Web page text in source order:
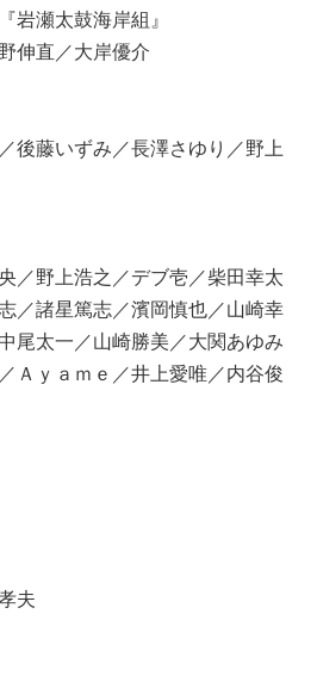
岩瀬太鼓海岸組』
伸直／大岸優介
後藤いずみ／長澤さゆり／野上
／野上浩之／デブ壱／柴田幸太
／諸星篤志／濱岡慎也／山崎幸
尾太一／山崎勝美／大関あゆみ
Ａｙａｍｅ／井上愛唯／内谷俊
夫